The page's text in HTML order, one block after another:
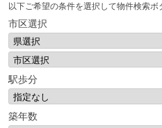
以下ご希望の条件を選択して物件検索ボ
市区選択
駅歩分
築年数